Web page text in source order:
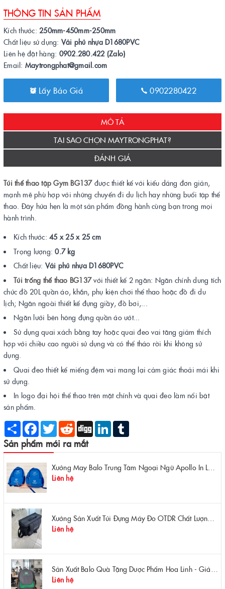
THÔNG TIN SẢN PHẨM
Kích thước: 250mm-450mm-250mm
Chất liệu sử dụng: Vải phủ nhựa D1680PVC
Liên hệ đặt hàng: 0902.280.422 (Zalo)
Email: Maytrongphat@gmail.com
Lấy Báo Giá 0902280422
MÔ TẢ
TẠI SAO CHỌN MAYTRONGPHAT?
ĐÁNH GIÁ
Túi thể thaotập Gym BG137được thiết kế với kiểu dáng đơn giản,
mạnh mẽ phù hợp với những chuyến đi du lịch hay những buổi tập thể
thao. Đây hứa hẹn là một sản phẩm đồng hành cùng bạn trong mọi
hành trình.
Kích thước: 45 x 25 x 25 cm
Trọng lượng: 0.7 kg
Chất liệu: Vải phủ nhựa D1680PVC
Túi trống thể thao BG1 37với thiết kế 2 ngăn: Ngăn chính dung tích
chức đồ 20L quần áo, khắn, phụ kiện chơi thể thao hoặc đồ đi du
lịch; Ngăn ngoài thiết kế đựng giầy, đồ bơi,...
Ngăn lưới bên hông đựng quần áo ướt...
Sử dụng quai xách bằng tay hoặc quai đeo vai tăng giảm thích
hợp với chiều cao người sử dụng và có thể tháo rời khi không sử
dụng.
Quai đeo thiết kế miếng đệm vai mang lại cảm giác thoải mái khi
sử dụng.
In logo đại hội thể thao trên mặt chính và quai đeo làm nổi bật
sản phẩm.
Share Facebook
Twitter Reddit Digg LinkedIn
Sản phẩm mới ra mắt
Liên hệ
Liên hệ
Liên hệ